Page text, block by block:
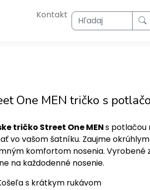
Kontakt Hľadaj
One MEN tričko s
tričko Street One MENs potlačou
vo vašom šatníku. Zaujme
komfortom nosenia. Vyrobené
na každodenné nosenie.
s krátkym rukávom